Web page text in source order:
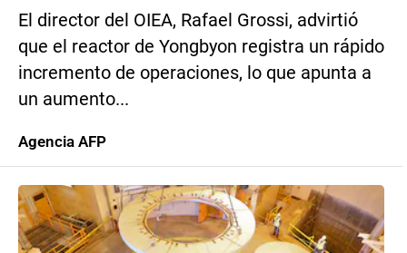
El director del OIEA, Rafael Grossi, advirtió
que el reactor de Yongbyon registra un rápido
incremento de operaciones, lo que apunta a
un aumento...
Agencia AFP